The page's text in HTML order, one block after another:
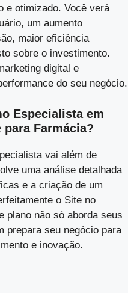
e otimizado. Você verá
um aumento
maior eficiência
sobre o investimento.
digital e
do seu negócio.
Especialista em
Farmácia?
vai além de
uma análise detalhada
e a criação de um
o Site no
plano não só aborda seus
prepara seu negócio para
e inovação.